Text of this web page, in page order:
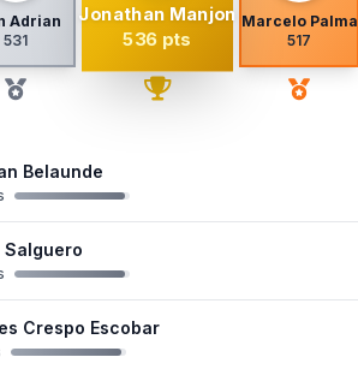
Adrian
531
Jonathan Manjon
536 pts
Marcelo Palma
517
Belaunde
Salguero
Crespo Escobar